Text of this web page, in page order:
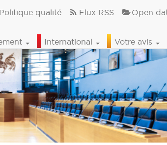
qualité Flux RSS Open
International Votre avis